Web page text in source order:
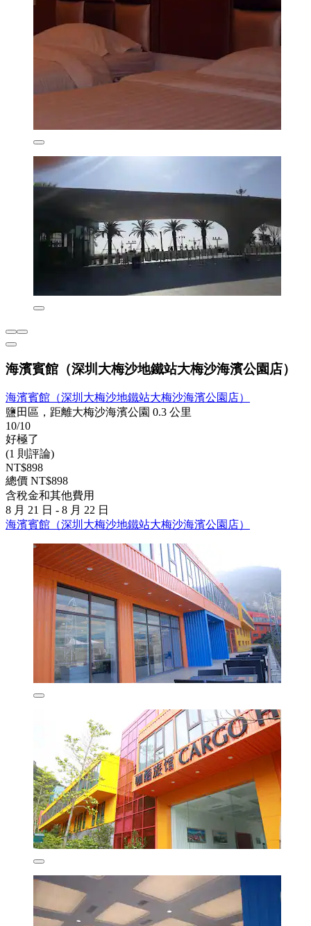
海濱賓館（深圳大梅沙地鐵站大梅沙海濱公園店）
海濱賓館（深圳大梅沙地鐵站大梅沙海濱公園店）
鹽田區，距離大梅沙海濱公園 0.3 公里
10/10
好極了
(1 則評論)
NT$898
總價 NT$898
含稅金和其他費用
8 月 21 日 - 8 月 22 日
海濱賓館（深圳大梅沙地鐵站大梅沙海濱公園店）